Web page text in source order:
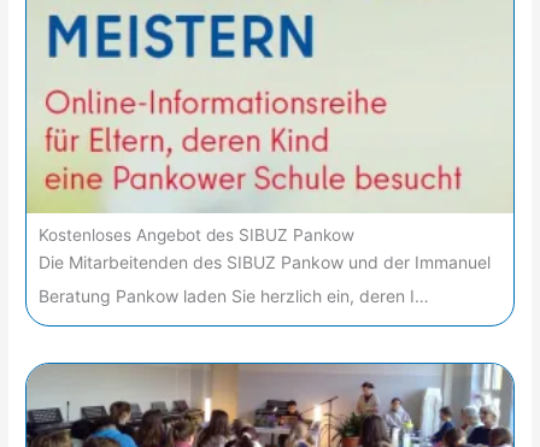
Kostenloses Angebot des SIBUZ Pankow
Die Mitarbeitenden des SIBUZ Pankow und der Immanuel
Beratung Pankow laden Sie herzlich ein, deren I…